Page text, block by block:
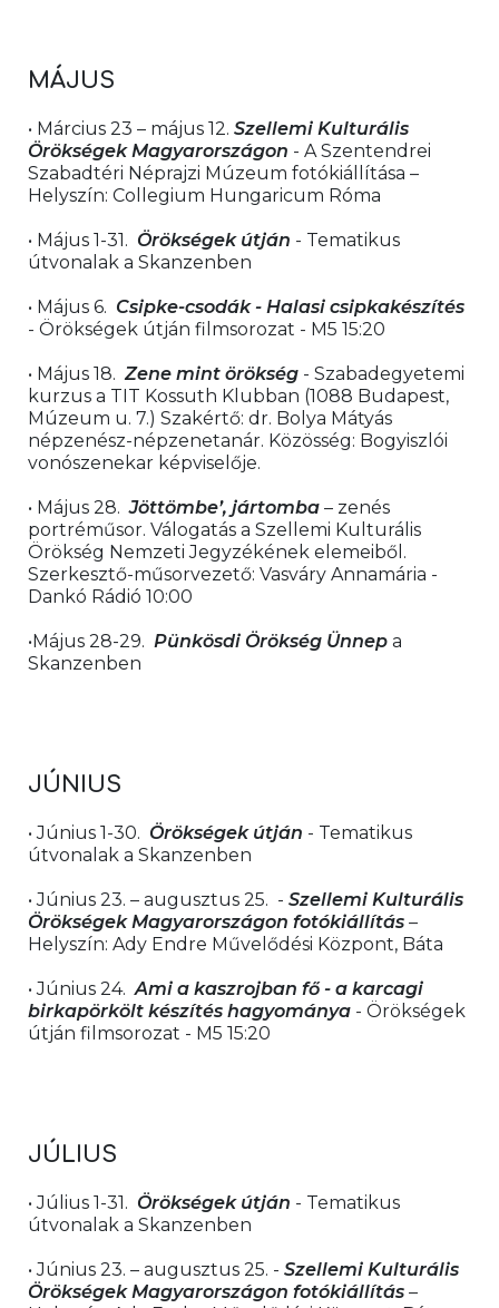
MÁJUS
• Március 23 – május 12. Szellemi Kulturális
Örökségek Magyarországon - A Szentendrei
Szabadtéri Néprajzi Múzeum fotókiállítása –
Helyszín: Collegium Hungaricum Róma
• Május 1-31. Örökségek útján - Tematikus
útvonalak a Skanzenben
• Május 6. Csipke-csodák - Halasi csipkakészítés
- Örökségek útján filmsorozat - M5 15:20
• Május 18. Zene mint örökség - Szabadegyetemi
kurzus a TIT Kossuth Klubban (1088 Budapest,
Múzeum u. 7.) Szakértő: dr. Bolya Mátyás
népzenész-népzenetanár. Közösség: Bogyiszlói
vonószenekar képviselője.
• Május 28. Jöttömbe’, jártomba – zenés
portréműsor. Válogatás a Szellemi Kulturális
Örökség Nemzeti Jegyzékének elemeiből.
Szerkesztő-műsorvezető: Vasváry Annamária -
Dankó Rádió 10:00
•Május 28-29. Pünkösdi Örökség Ünnep a
Skanzenben
JÚNIUS
• Június 1-30. Örökségek útján - Tematikus
útvonalak a Skanzenben
• Június 23. – augusztus 25.  - Szellemi Kulturális
Örökségek Magyarországon fotókiállítás –
Helyszín: Ady Endre Művelődési Központ, Báta
• Június 24. Ami a kaszrojban fő - a karcagi
birkapörkölt készítés hagyománya - Örökségek
útján filmsorozat - M5 15:20
JÚLIUS
• Július 1-31. Örökségek útján - Tematikus
útvonalak a Skanzenben
• Június 23. – augusztus 25. - Szellemi Kulturális
Örökségek Magyarországon fotókiállítás –